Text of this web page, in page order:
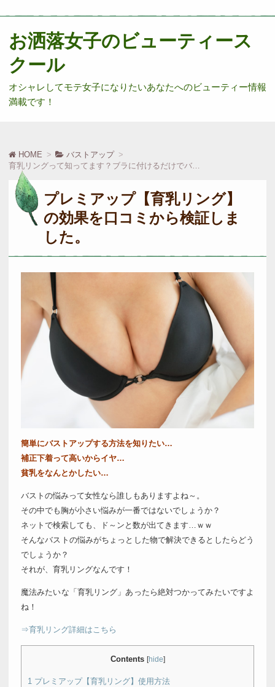
お洒落女子のビューティース
クール
オシャレしてモテ女子になりたいあなたへのビューティー情報
満載です！
HOME
バストアップ
育乳リングって知ってます？ブラに付けるだけでバストUPするんです！
プレミアップ【育乳リング】
の効果を口コミから検証しま
した。
簡単にバストアップする方法を知りたい…
補正下着って高いからイヤ…
貧乳をなんとかしたい…
バストの悩みって女性なら誰しもありますよね～。
その中でも胸が小さい悩みが一番ではないでしょうか？
ネットで検索しても、ド～ンと数が出てきます…ｗｗ
そんなバストの悩みがちょっとした物で解決できるとしたらどう
でしょうか？
それが、育乳リングなんです！
魔法みたいな「育乳リング」あったら絶対つかってみたいですよ
ね！
⇒育乳リング詳細はこちら
Contents [hide]
1 プレミアップ【育乳リング】使用方法